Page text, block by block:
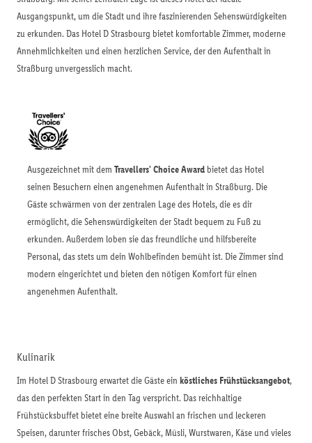
Ausgangspunkt, um die Stadt und ihre faszinierenden Sehenswürdigkeiten
zu erkunden. Das Hotel D Strasbourg bietet komfortable Zimmer, moderne
Annehmlichkeiten und einen herzlichen Service, der den Aufenthalt in
Straßburg unvergesslich macht.
Ausgezeichnet mit dem Travellers' Choice Award bietet das Hotel
seinen Besuchern einen angenehmen Aufenthalt in Straßburg. Die
Gäste schwärmen von der zentralen Lage des Hotels, die es dir
ermöglicht, die Sehenswürdigkeiten der Stadt bequem zu Fuß zu
erkunden. Außerdem loben sie das freundliche und hilfsbereite
Personal, das stets um dein Wohlbefinden bemüht ist. Die Zimmer sind
modern eingerichtet und bieten den nötigen Komfort für einen
angenehmen Aufenthalt.
Kulinarik
Im Hotel D Strasbourg erwartet die Gäste ein köstliches Frühstücksangebot,
das den perfekten Start in den Tag verspricht. Das reichhaltige
Frühstücksbuffet bietet eine breite Auswahl an frischen und leckeren
Speisen, darunter frisches Obst, Gebäck, Müsli, Wurstwaren, Käse und vieles